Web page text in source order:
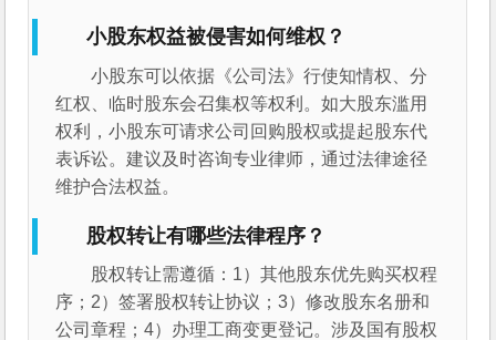
小股东权益被侵害如何维权？
小股东可以依据《公司法》行使知情权、分
红权、临时股东会召集权等权利。如大股东滥用
权利，小股东可请求公司回购股权或提起股东代
表诉讼。建议及时咨询专业律师，通过法律途径
维护合法权益。
股权转让有哪些法律程序？
股权转让需遵循：1）其他股东优先购买权程
序；2）签署股权转让协议；3）修改股东名册和
公司章程；4）办理工商变更登记。涉及国有股权